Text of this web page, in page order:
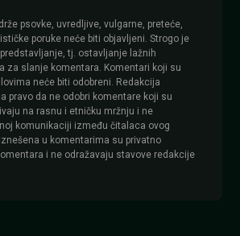
psovke, uvredljive, vulgarne, preteće,
poruke neće biti objavljeni. Strogo je
tj. ostavljanje lažnih
za slanje komentara. Komentari koji su
neće biti odobreni. Redakcija
pravo da ne odobri komentare koji su
na rasnu i etničku mržnju i ne
komunikaciji između čitalaca ovog
u komentarima su privatno
i ne odražavaju stavove redakcije